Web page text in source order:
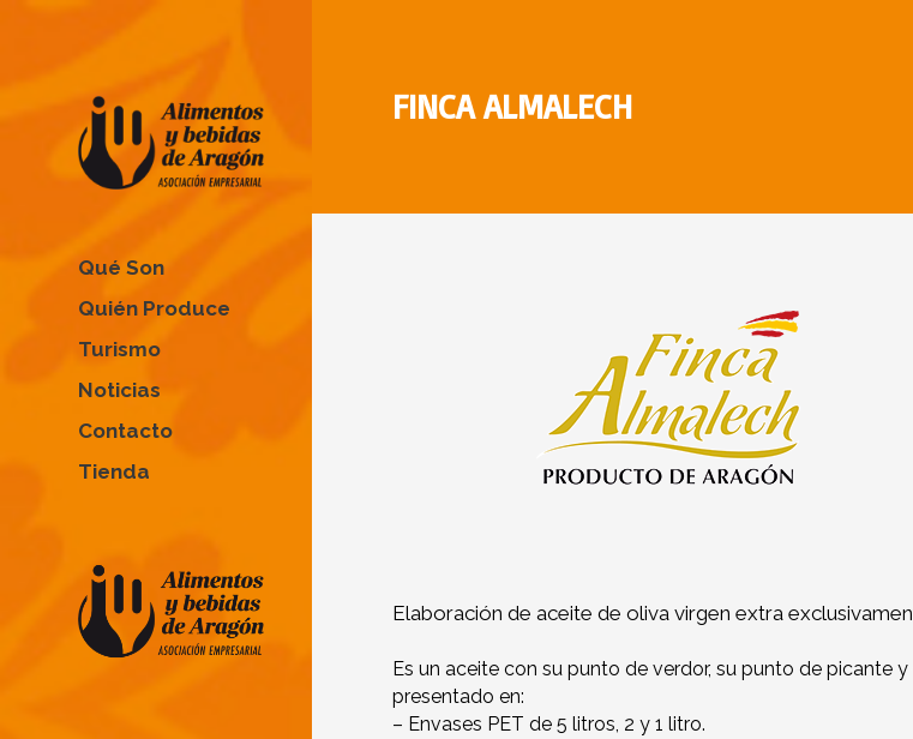
Qué Son
Quién Produce
Turismo
Noticias
Contacto
Tienda
FINCA ALMALECH
Elaboración de aceite de oliva virgen extra
Es un aceite con su punto de verdor, su punto de
presentado en:
– Envases PET de 5 litros, 2 y 1 litro.